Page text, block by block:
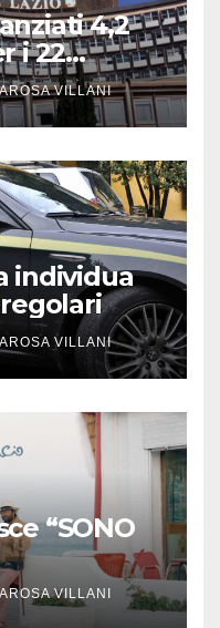
4,2
i 22
VILLANI
individua
VILLANI
“SONO
VILLANI